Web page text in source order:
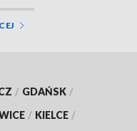
/ GDAŃSK /
/ KIELCE /